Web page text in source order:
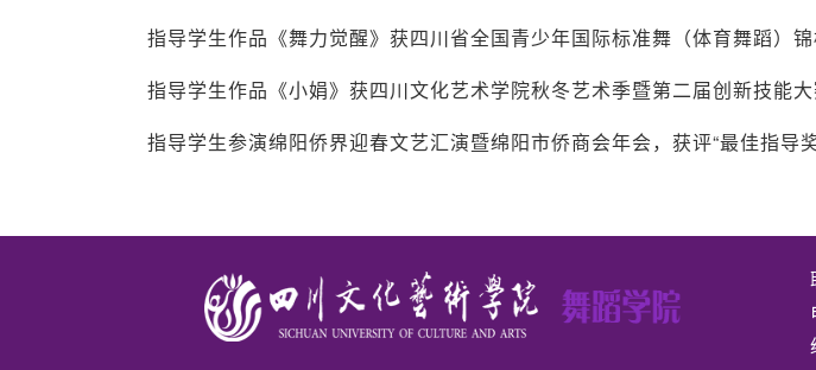
指导学生作品《舞力觉醒》获四川省全国青少年国际标准舞（体育舞蹈）
指导学生作品《小娟》获四川文化艺术学院秋冬艺术季暨第二届创新技能大
指导学生参演绵阳侨界迎春文艺汇演暨绵阳市侨商会年会，获评“最佳指导